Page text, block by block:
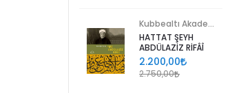
HATTAT ŞEYH
ABDÜLAZİZ RİFÂÎ
2.200,00
2.750,00